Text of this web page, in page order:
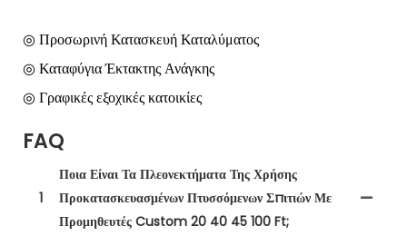
◎ Προσωρινή Κατασκευή Καταλύματος
◎ Καταφύγια Έκτακτης Ανάγκης
◎ Γραφικές εξοχικές κατοικίες
FAQ
1
Ποια Είναι Τα Πλεονεκτήματα Της Χρήσης
Προκατασκευασμένων Πτυσσόμενων Σπιτιών Με
Προμηθευτές Custom 20 40 45 100 Ft;